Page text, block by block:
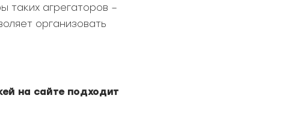
таких агрегаторов –
организовать
на сайте подходит